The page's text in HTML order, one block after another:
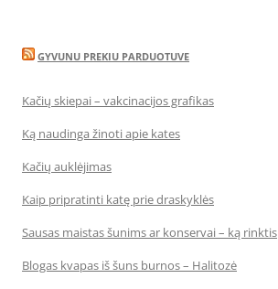
GYVUNU PREKIU PARDUOTUVE
Kačių skiepai – vakcinacijos grafikas
Ką naudinga žinoti apie kates
Kačių auklėjimas
Kaip pripratinti katę prie draskyklės
Sausas maistas šunims ar konservai – ką rinktis
Blogas kvapas iš šuns burnos – Halitozė